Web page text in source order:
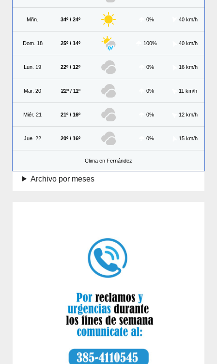
Mñn. 34º / 24º 0% 40 km/h
Dom. 18 25º / 14º 100% 40 km/h
Lun. 19 22º / 12º 0% 16 km/h
Mar. 20 22º / 11º 0% 11 km/h
Miér. 21 21º / 16º 0% 12 km/h
Jue. 22 20º / 16º 0% 15 km/h
Clima en Fernández
Archivo por meses